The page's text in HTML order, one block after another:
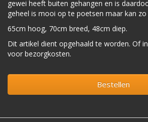
gewei heeft buiten gehangen en is
geheel is mooi op te poetsen maar kan
65cm hoog, 70cm breed, 48cm diep.
Dit artikel dient opgehaald te worden. Of
voor bezorgkosten.
Bestellen